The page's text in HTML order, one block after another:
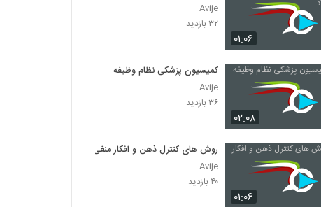
۰۱:۰۶
Avije
۳۲ بازدید
۰۲:۰۸
کمیسیون پزشکی نظام وظیفه
Avije
۳۶ بازدید
۰۱:۰۶
روش های کنترل ذهن و افکار منفی
Avije
۴۰ بازدید